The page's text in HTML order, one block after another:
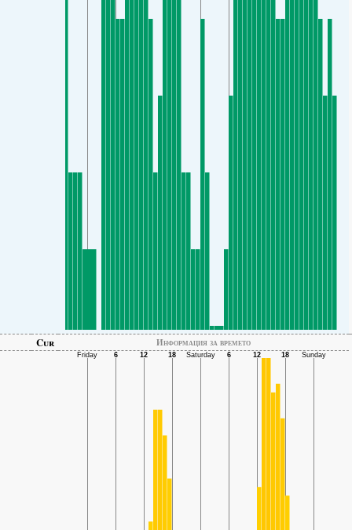
Cur Информация за времето